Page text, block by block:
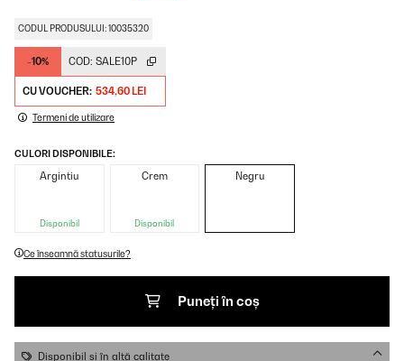
CODUL PRODUSULUI: 10035320
-10% COD: SALE10P
CU VOUCHER: 534,60 LEI
Termeni de utilizare
CULORI DISPONIBILE:
Argintiu
Disponibil
Crem
Disponibil
Negru
Ce înseamnă statusurile?
Puneți în coș
Disponibil și în altă calitate